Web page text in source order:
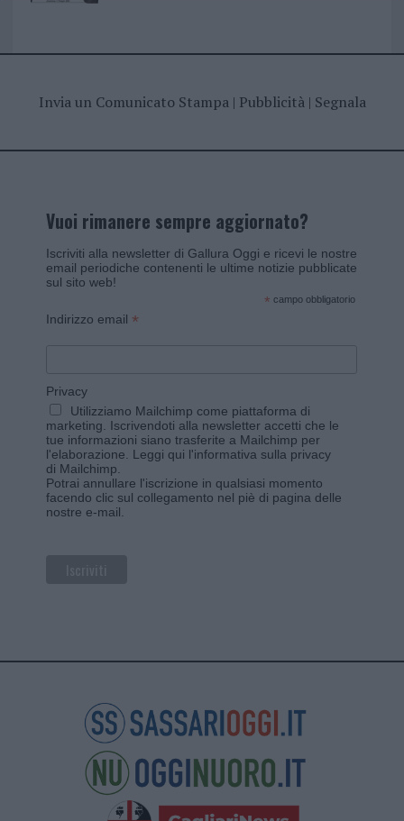
Invia un Comunicato Stampa| Pubblicità| Segnala
Vuoi rimanere sempre aggiornato?
Iscriviti alla newsletter di Gallura Oggi e ricevi le nostre
email periodiche contenenti le ultime notizie pubblicate
sul sito web!
* campo obbligatorio
Indirizzo email *
Privacy
Utilizziamo Mailchimp come piattaforma di
marketing. Iscrivendoti alla newsletter accetti che le
tue informazioni siano trasferite a Mailchimp per
l'elaborazione. Leggi qui l'informativa sulla privacy
di Mailchimp
Potrai annullare l'iscrizione in qualsiasi momento
facendo clic sul collegamento nel piè di pagina delle
nostre e-mail.